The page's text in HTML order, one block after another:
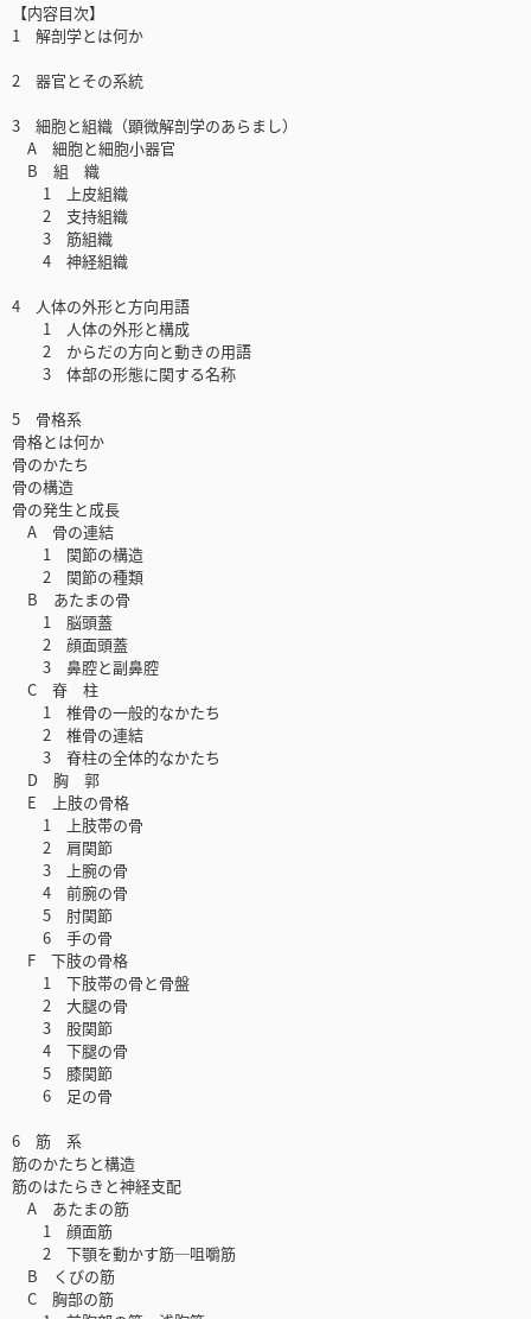
【内容目次】
1 解剖学とは何か
2 器官とその系統
3 細胞と組織（顕微解剖学のあらまし）
A 細胞と細胞小器官
B 組 織
1 上皮組織
2 支持組織
3 筋組織
4 神経組織
4 人体の外形と方向用語
1 人体の外形と構成
2 からだの方向と動きの用語
3 体部の形態に関する名称
5 骨格系
骨格とは何か
骨のかたち
骨の構造
骨の発生と成長
A 骨の連結
1 関節の構造
2 関節の種類
B あたまの骨
1 脳頭蓋
2 顔面頭蓋
3 鼻腔と副鼻腔
C 脊 柱
1 椎骨の一般的なかたち
2 椎骨の連結
3 脊柱の全体的なかたち
D 胸 郭
E 上肢の骨格
1 上肢帯の骨
2 肩関節
3 上腕の骨
4 前腕の骨
5 肘関節
6 手の骨
F 下肢の骨格
1 下肢帯の骨と骨盤
2 大腿の骨
3 股関節
4 下腿の骨
5 膝関節
6 足の骨
6 筋 系
筋のかたちと構造
筋のはたらきと神経支配
A あたまの筋
1 顔面筋
2 下顎を動かす筋─咀嚼筋
B くびの筋
C 胸部の筋